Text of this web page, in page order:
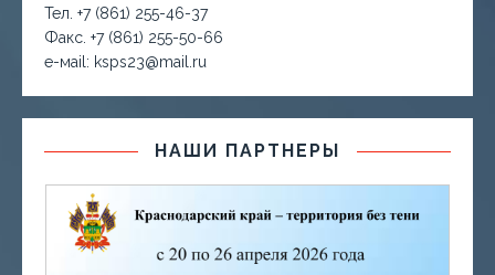
Тел. +7 (861) 255-46-37
Факс. +7 (861) 255-50-66
е-маil: ksps23@mail.ru
НАШИ ПАРТНЕРЫ